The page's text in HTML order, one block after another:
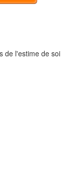
de l'estime de soi